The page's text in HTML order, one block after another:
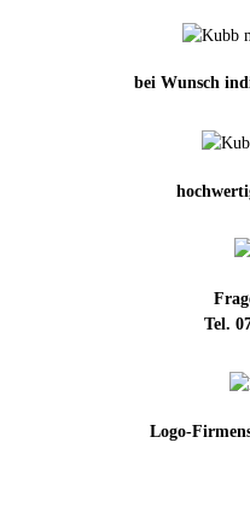
bei Wunsch
Tel.
Logo-